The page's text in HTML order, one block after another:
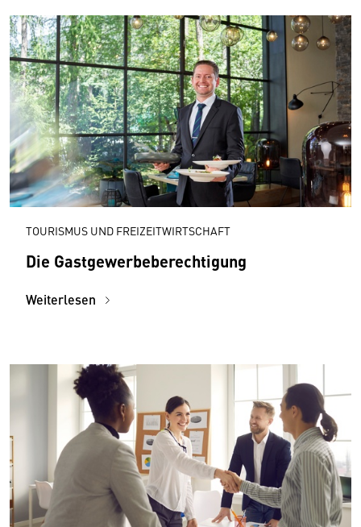
TOURISMUS UND FREIZEITWIRTSCHAFT
Die Gastgewerbeberechtigung
Weiterlesen